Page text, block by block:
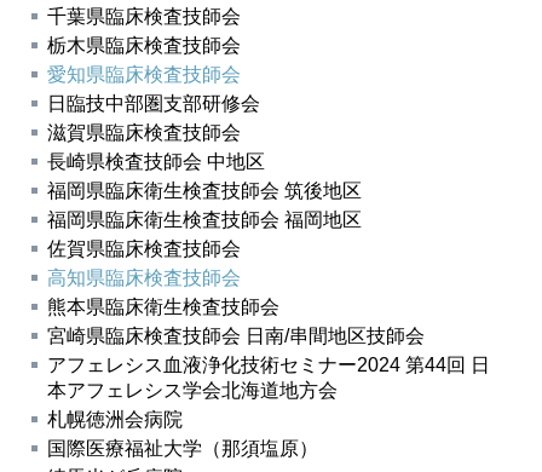
千葉県臨床検査技師会
栃木県臨床検査技師会
愛知県臨床検査技師会
日臨技中部圏支部研修会
滋賀県臨床検査技師会
長崎県検査技師会 中地区
福岡県臨床衛生検査技師会 筑後地区
福岡県臨床衛生検査技師会 福岡地区
佐賀県臨床検査技師会
高知県臨床検査技師会
熊本県臨床衛生検査技師会
宮崎県臨床検査技師会 日南/串間地区技師会
アフェレシス血液浄化技術セミナー2024 第44回 日
本アフェレシス学会北海道地方会
札幌徳洲会病院
国際医療福祉大学（那須塩原）